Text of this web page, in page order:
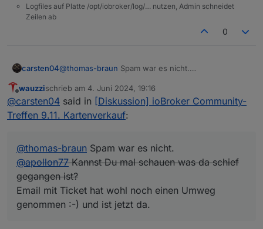
Logfiles auf Platte /opt/iobroker/log/… nutzen, Admin schneidet
Zeilen ab
0
carsten04@thomas-braun Spam war es nicht.
gegangen ist?
Email mit Ticket hat wohl noch einen Umweg
genommen :-) und ist jetzt da.
Offline
wauzzischrieb am 4. Juni 2024, 19:16
zuletzt editiert von
@carsten04 said in [Diskussion] ioBroker Community-
Treffen 9.11. Kartenverkauf:
@thomas-braun Spam war es nicht.
@apollon77Kannst Du mal schauen was da schief
gegangen ist?
Email mit Ticket hat wohl noch einen Umweg
genommen :-) und ist jetzt da.